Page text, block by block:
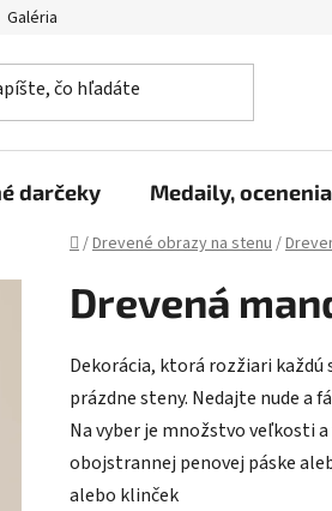
Galéria
darčeky Medaily,
Domov
/Drevené obrazy na stenu/
Drevená
Dekorácia, ktorá rozžiari
prázdne steny. Nedajte nude a
Na vyber je množstvo veľkosti
obojstrannej penovej páske
alebo klinček